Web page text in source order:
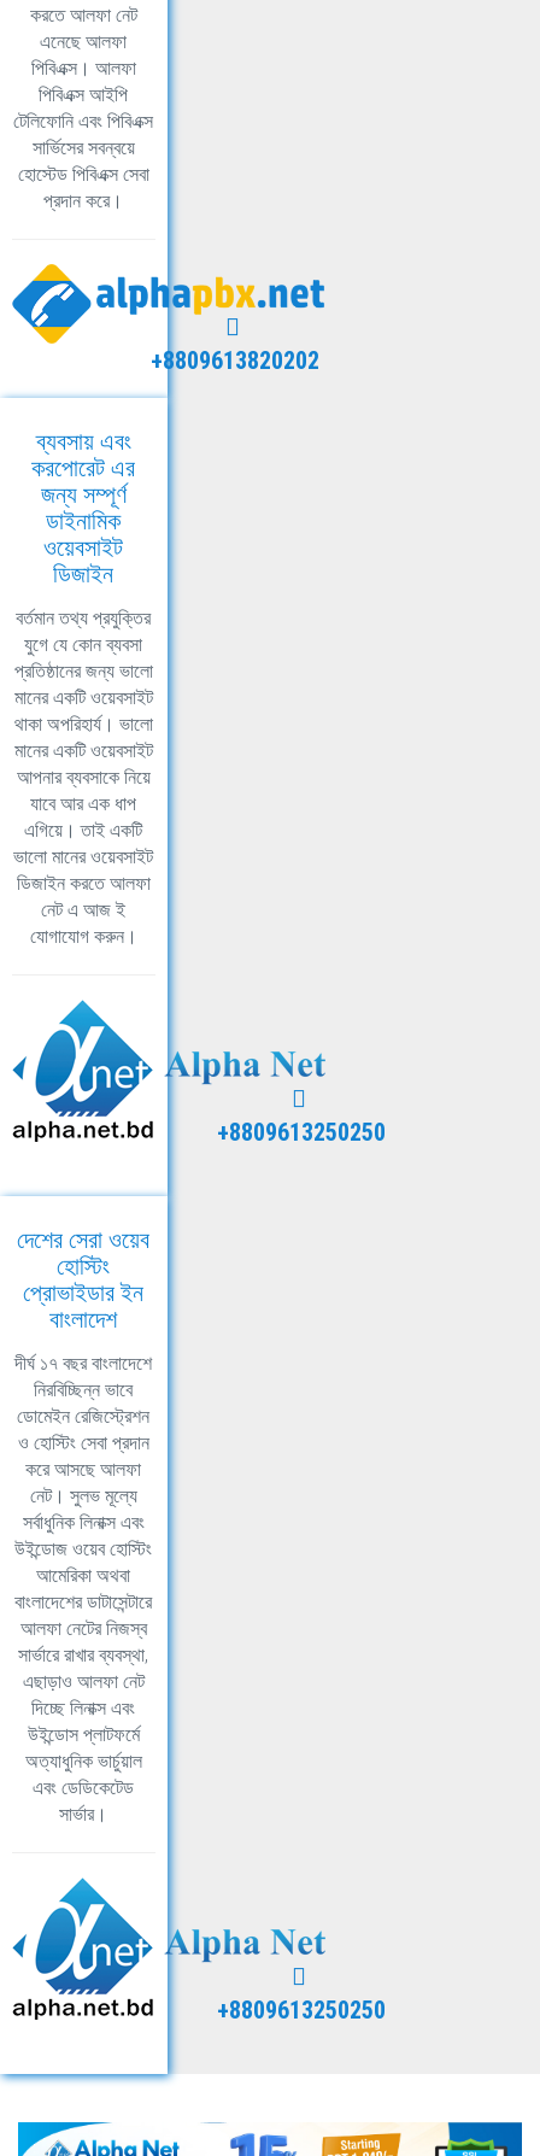
করতে আলফা নেট
এনেছে আলফা
পিবিএক্স। আলফা
পিবিএক্স আইপি
টেলিফোনি এবং পিবিএক্স
সার্ভিসের সবন্বয়ে
হোস্টেড পিবিএক্স সেবা
প্রদান করে।
+8809613820202
ব্যবসায় এবং
করপোরেট এর
জন্য সম্পূর্ণ
ডাইনামিক
ওয়েবসাইট
ডিজাইন
বর্তমান তথ্য প্রযুক্তির
যুগে যে কোন ব্যবসা
প্রতিষ্ঠানের জন্য ভালো
মানের একটি ওয়েবসাইট
থাকা অপরিহার্য। ভালো
মানের একটি ওয়েবসাইট
আপনার ব্যবসাকে নিয়ে
যাবে আর এক ধাপ
এগিয়ে। তাই একটি
ভালো মানের ওয়েবসাইট
ডিজাইন করতে আলফা
নেট এ আজ ই
যোগাযোগ করুন।
+8809613250250
দেশের সেরা ওয়েব
হোস্টিং
প্রোভাইডার ইন
বাংলাদেশ
দীর্ঘ ১৭ বছর বাংলাদেশে
নিরবিচ্ছিন্ন ভাবে
ডোমেইন রেজিস্ট্রেশন
ও হোস্টিং সেবা প্রদান
করে আসছে আলফা
নেট। সুলভ মূল্যে
সর্বাধুনিক লিনাক্স এবং
উইন্ডোজ ওয়েব হোস্টিং
আমেরিকা অথবা
বাংলাদেশের ডাটাসেন্টারে
আলফা নেটের নিজস্ব
সার্ভারে রাখার ব্যবস্থা,
এছাড়াও আলফা নেট
দিচ্ছে লিনাক্স এবং
উইন্ডোস প্লাটফর্মে
অত্যাধুনিক ভার্চুয়াল
এবং ডেডিকেটেড
সার্ভার।
+8809613250250